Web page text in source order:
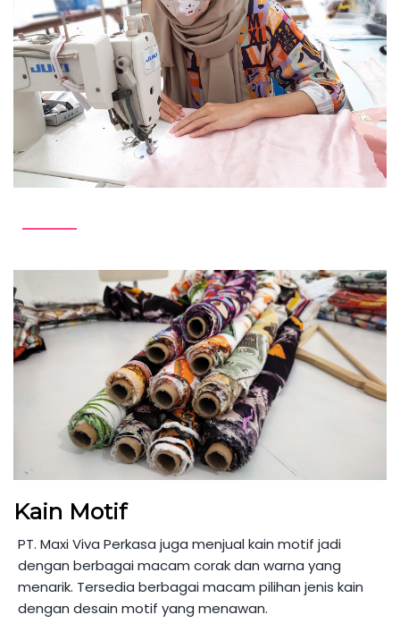
Kain Motif
PT. Maxi Viva Perkasa juga menjual kain motif jadi
dengan berbagai macam corak dan warna yang
menarik. Tersedia berbagai macam pilihan jenis kain
dengan desain motif yang menawan.